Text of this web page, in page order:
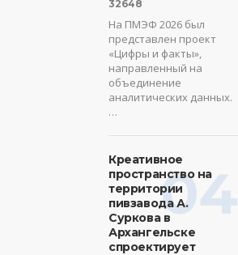
32648
На ПМЭФ 2026 был
представлен проект
«Цифры и факты»,
направленный на
объединение
аналитических данных.
…
04
Креативное
пространство на
территории
пивзавода А.
Суркова в
Архангельске
спроектирует